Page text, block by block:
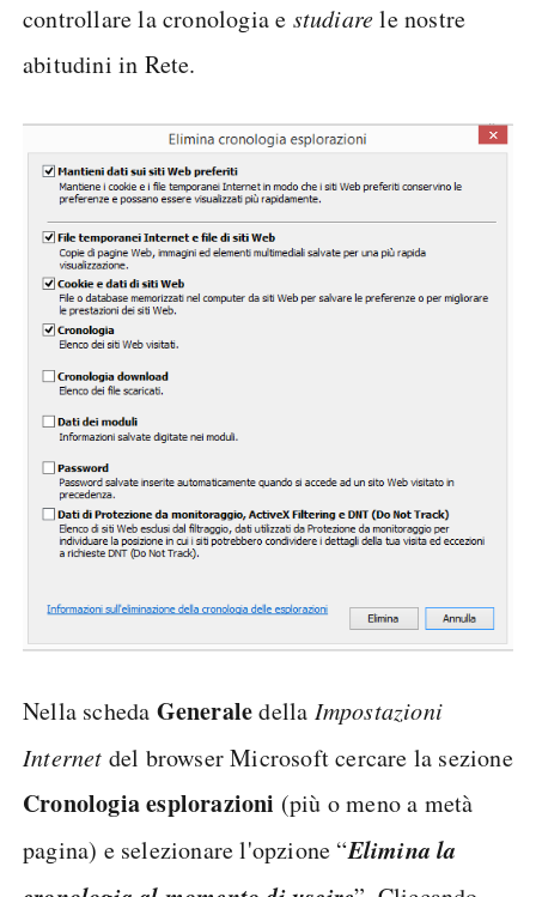
controllare la cronologia e studiarele nostre
abitudini in Rete.
Nella scheda Generaledella Impostazioni
Internet del browser Microsoft cercare la sezione
Cronologia esplorazioni (più o meno a metà
pagina) e selezionare l'opzione “Elimina la